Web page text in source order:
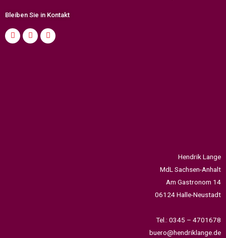
Bleiben Sie in Kontakt
Hendrik Lange
MdL Sachsen-Anhalt
Am Gastronom 14
06124 Halle-Neustadt
Tel.: 0345 – 4701678
buero@hendriklange.de